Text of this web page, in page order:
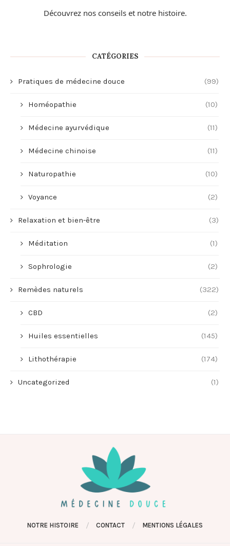
Découvrez nos conseils et notre histoire.
CATÉGORIES
Pratiques de médecine douce (99)
Homéopathie (10)
Médecine ayurvédique (11)
Médecine chinoise (11)
Naturopathie (10)
Voyance (2)
Relaxation et bien-être (3)
Méditation (1)
Sophrologie (2)
Remèdes naturels (322)
CBD (2)
Huiles essentielles (145)
Lithothérapie (174)
Uncategorized (1)
NOTRE HISTOIRE CONTACT MENTIONS LÉGALES